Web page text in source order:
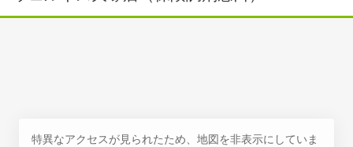
特異なアクセスが見られたため、地図を非表示にしていま